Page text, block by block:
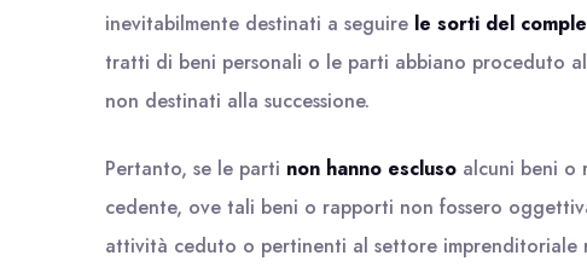
inevitabilmente destinati a seguire le sorti del
tratti di beni personali o le parti abbiano proceduto
non destinati alla successione.
Pertanto, se le parti non hanno escluso alcuni beni o
cedente, ove tali beni o rapporti non fossero
attività ceduto o pertinenti al settore imprenditoriale